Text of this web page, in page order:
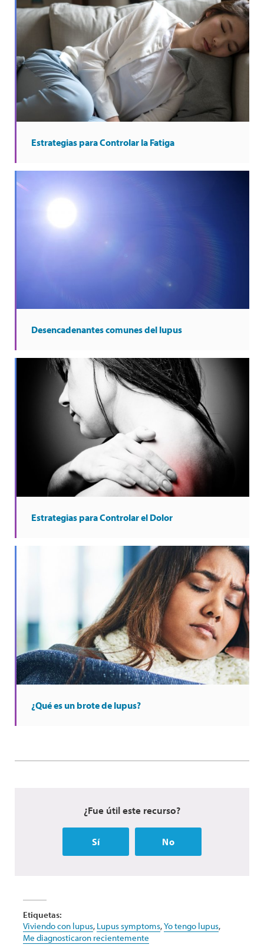
Estrategias para Controlar la Fatiga
Desencadenantes comunes del lupus
Estrategias para Controlar el Dolor
¿Qué es un brote de lupus?
¿Fue útil este recurso?
Sí No
Etiquetas:
Viviendo con lupus, Lupus symptoms,Yo tengo lupus,
Me diagnosticaron recientemente